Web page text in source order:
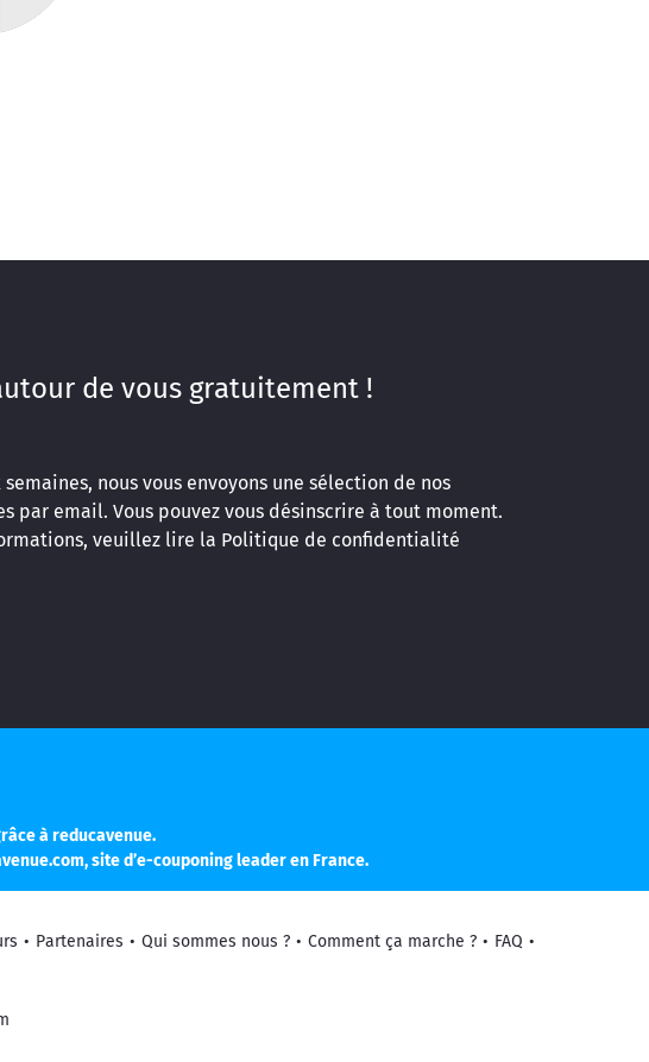
de vous gratuitement !
semaines, nous vous envoyons une sélection de nos
par email. Vous pouvez vous désinscrire à tout moment.
veuillez lire la Politique de confidentialité
à reducavenue.
site d’e-couponing leader en France.
• Partenaires • Qui sommes nous ? • Comment ça marche ? • FAQ •